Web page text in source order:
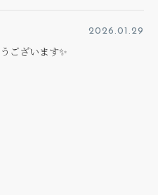
2026.01.29
ございます✨